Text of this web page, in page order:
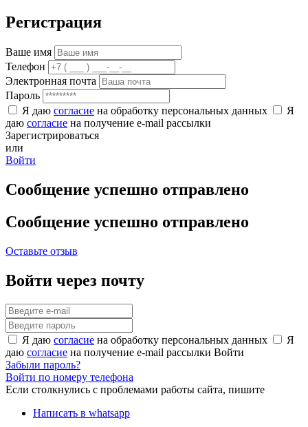
Регистрация
Ваше имя
Телефон
Электронная почта
Пароль
Я даю согласие на обработку персональных данных
Я
даю согласие на получение e-mail рассылки
Зарегистрироваться
или
Войти
Сообщение успешно отправлено
Сообщение успешно отправлено
Оставьте отзыв
Войти через почту
Я даю согласие на обработку персональных данных
Я
даю согласие на получение e-mail рассылки Войти
Забыли пароль?
Войти по номеру телефона
Если столкнулись с проблемами работы сайта, пишите
Написать в whatsapp